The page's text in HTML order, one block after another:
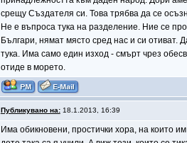
срещу Създателя си. Това трябва да се
Не е въпроса тука на разделение. Ние се
Българи, нямат място сред нас и си отиват.
тука. Има само един изход - смърт чрез
отиде в морето.
Публикувано на:18.1.2013, 16:39
Има обикновени, простички хора, на които